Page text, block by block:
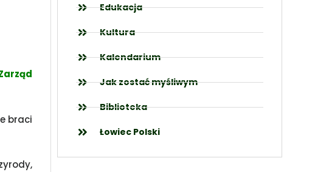
braci
Edukacja
Kultura
Kalendarium
Jak zostać myśliwym
Biblioteka
Łowiec Polski